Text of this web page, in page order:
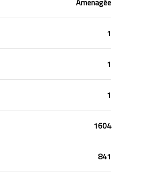
Amenagée
1
1
1
1604
841